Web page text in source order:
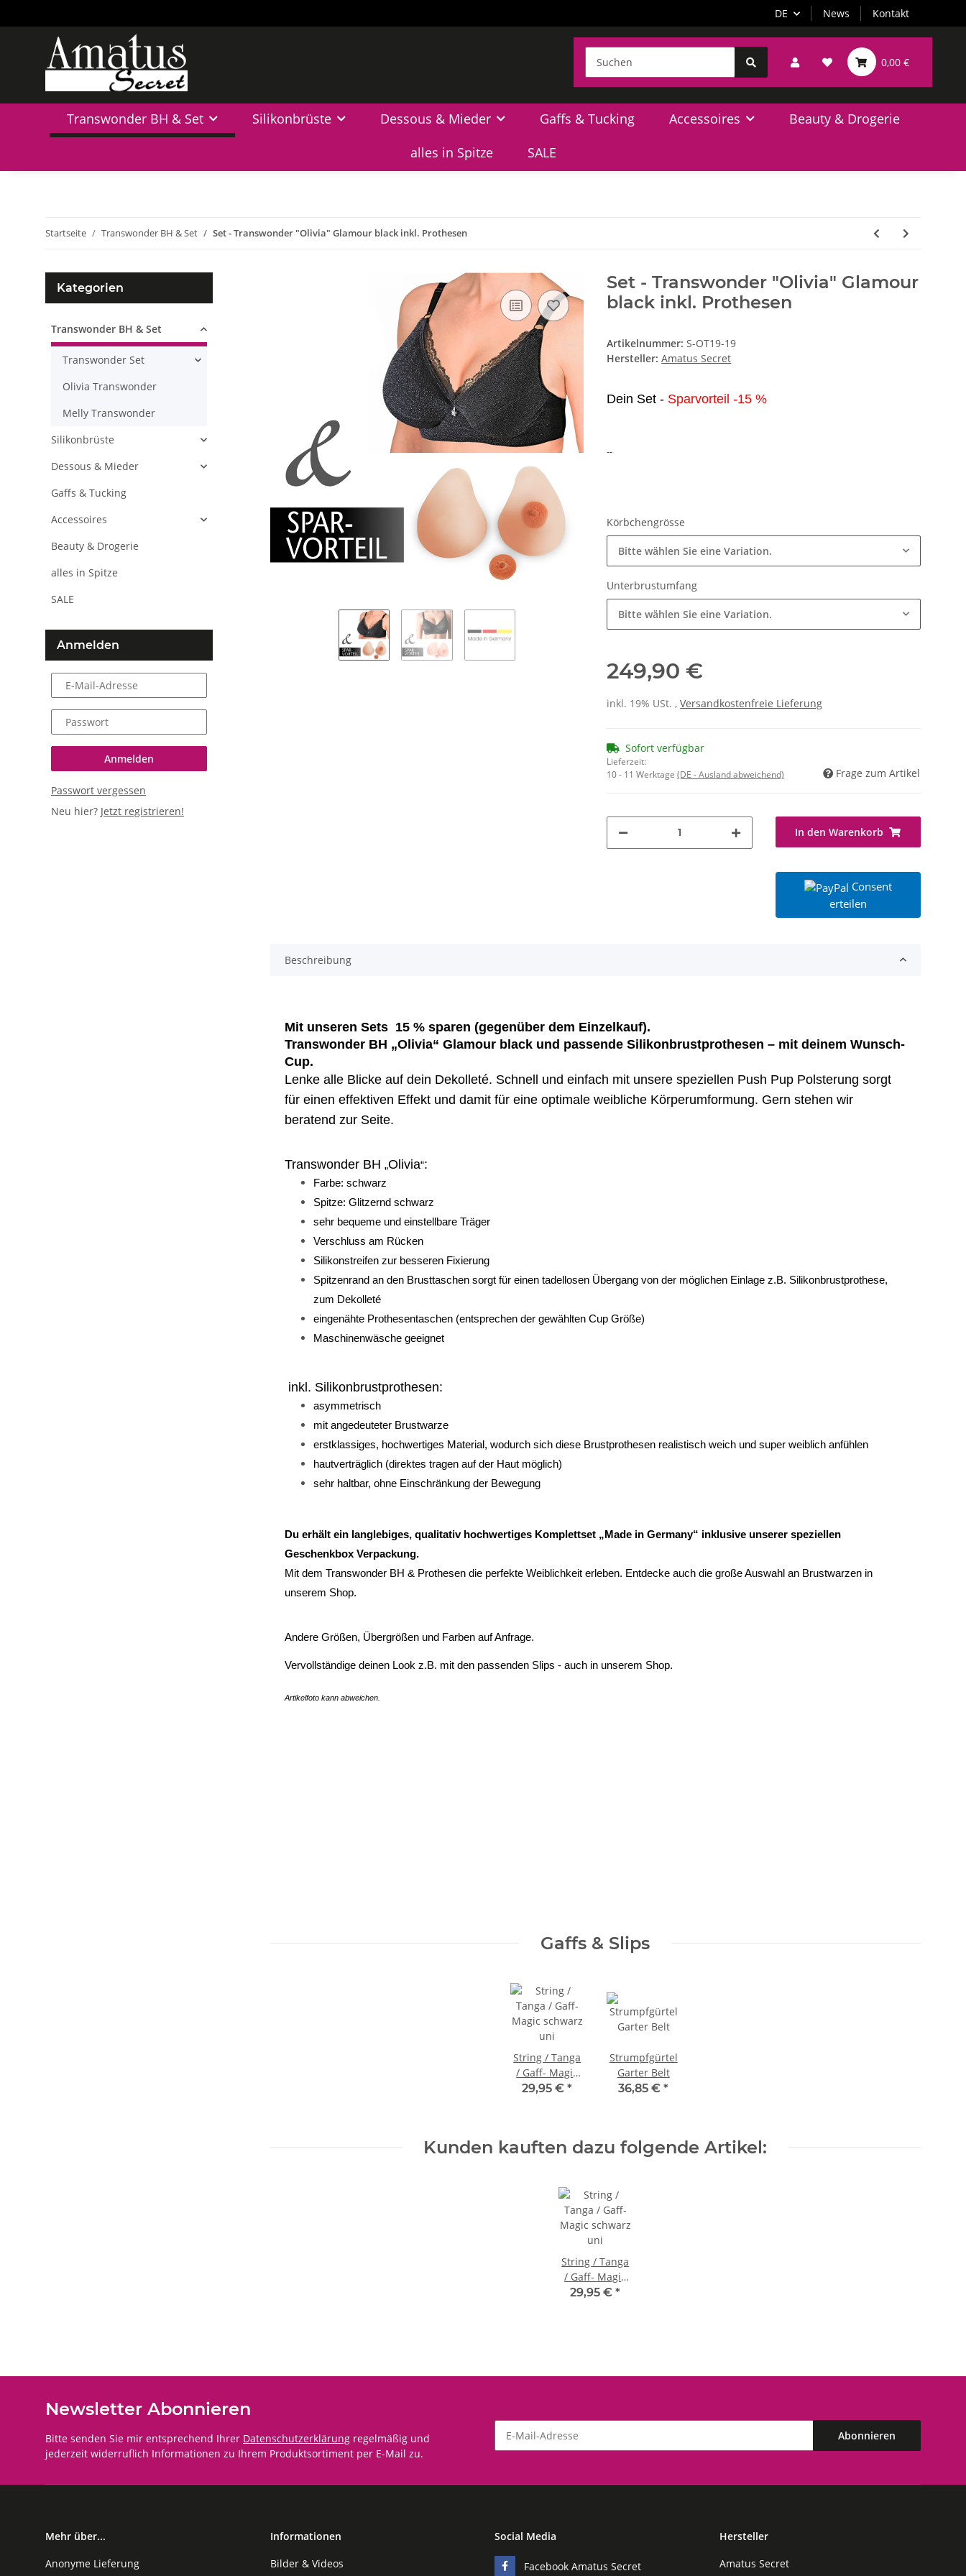
DE News Kontakt
0,00 €
Transwonder BH & Set Silikonbrüste Dessous & Mieder Gaffs & Tucking Accessoires
Beauty & Drogerie
alles in Spitze
SALE
Startseite Transwonder BH & Set Set - Transwonder "Olivia" Glamour black inkl. Prothesen
Set - Transwonder "Olivia" Glamour
black inkl. Prothesen
Artikelnummer:S-OT19-19
Hersteller: Amatus Secret
Dein Set - Sparvorteil -15 %
--
Körbchengrösse
Bitte wählen Sie eine Variation.
Unterbrustumfang
Bitte wählen Sie eine Variation.
249,90 €
inkl. 19% USt. ,Versandkostenfreie Lieferung
Sofort verfügbar
Lieferzeit:
10 - 11 Werktage(DE - Ausland abweichend) Frage zum Artikel
In den Warenkorb
Consent
erteilen
Beschreibung
Mit unseren Sets 15 % sparen (gegenüber dem Einzelkauf).
Transwonder BH „Olivia“ Glamour black und passende Silikonbrustprothesen – mit deinem Wunsch-
Cup.
Lenke alle Blicke auf dein Dekolleté. Schnell und einfach mit unsere speziellen Push Pup Polsterung sorgt
für einen effektiven Effekt und damit für eine optimale weibliche Körperumformung. Gern stehen wir
beratend zur Seite.
Transwonder BH „Olivia“:
Farbe: schwarz
Spitze: Glitzernd schwarz
sehr bequeme und einstellbare Träger
Verschluss am Rücken
Silikonstreifen zur besseren Fixierung
Spitzenrand an den Brusttaschen sorgt für einen tadellosen Übergang von der möglichen Einlage z.B. Silikonbrustprothese,
zum Dekolleté
eingenähte Prothesentaschen (entsprechen der gewählten Cup Größe)
Maschinenwäsche geeignet
inkl. Silikonbrustprothesen:
asymmetrisch
mit angedeuteter Brustwarze
erstklassiges, hochwertiges Material, wodurch sich diese Brustprothesen realistisch weich und super weiblich anfühlen
hautverträglich (direktes tragen auf der Haut möglich)
sehr haltbar, ohne Einschränkung der Bewegung
Du erhält ein langlebiges, qualitativ hochwertiges Komplettset „Made in Germany“ inklusive unserer speziellen
Geschenkbox Verpackung.
Mit dem Transwonder BH & Prothesen die perfekte Weiblichkeit erleben. Entdecke auch die große Auswahl an Brustwarzen in
unserem Shop.
Andere Größen, Übergrößen und Farben auf Anfrage.
Vervollständige deinen Look z.B. mit den passenden Slips - auch in unserem Shop.
Artikelfoto kann abweichen.
Gaffs & Slips
String / Tanga
/ Gaff- Magic
schwarz uni
29,95 €*
Strumpfgürtel
Garter Belt
36,85 €*
Kunden kauften dazu folgende Artikel:
String / Tanga
/ Gaff- Magic
schwarz uni
29,95 €*
Kategorien
Transwonder BH & Set
Transwonder Set
Olivia Transwonder
Melly Transwonder
Silikonbrüste
Dessous & Mieder
Gaffs & Tucking
Accessoires
Beauty & Drogerie
alles in Spitze
SALE
Anmelden
E-Mail-Adresse
Passwort
Anmelden
Passwort vergessen
Neu hier? Jetzt registrieren!
Newsletter Abonnieren
Bitte senden Sie mir entsprechend Ihrer Datenschutzerklärung regelmäßig und
jederzeit widerruflich Informationen zu Ihrem Produktsortiment per E-Mail zu.
Abonnieren
Mehr über...
Anonyme Lieferung
Informationen
Bilder & Videos
Social Media
Facebook Amatus Secret
Hersteller
Amatus Secret